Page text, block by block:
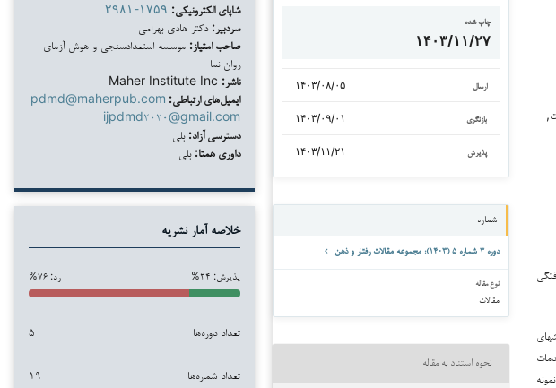
به عنوان نمونه
چاپ شده
۱۴۰۳/۱۱/۲۷
ارسال ۱۴۰۳/۰۸/۰۵
بازنگری ۱۴۰۳/۰۹/۰۱
پذیرش ۱۴۰۳/۱۱/۲۱
شماره
دوره ۳ شماره ۵ (۱۴۰۳): مجموعه مقالات رفتار و ذهن
نوع مقاله
مقالات
نحوه استناد به مقاله
شاپای الکترونیکی: ۲۹۸۱-۱۷۵۹
سردبیر: دکتر هادی بهرامی
صاحب امتیاز: موسسه استعدادسنجی و هوش آزمای
روان نما
ناشر:
ایمیل‌های ارتباطی: pdmd@maherpub.com
ijpdmd۲۰۲۰@gmail.com
دسترسی آزاد: بلی
داوری همتا: بلی
خلاصه آمار نشریه
پذیرش: ۲۴% رد: ۷۶%
تعداد دوره‌ها ۵
تعداد شماره‌ها ۱۹